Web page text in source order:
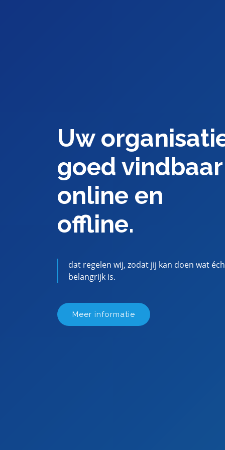
Uw
goed vindbaar
online en
offline.
dat regelen wij, zodat jij kan doen wat
belangrijk is.
Meer informatie